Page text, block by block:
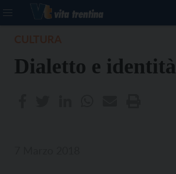
Dialetto e identità